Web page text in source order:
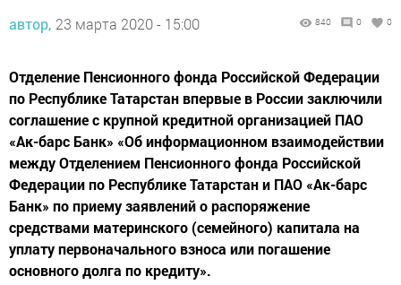
автор, 23 марта 2020 - 15:00 840 0 0
Отделение Пенсионного фонда Российской Федерации
по Республике Татарстан впервые в России заключили
соглашение с крупной кредитной организацией ПАО
«Ак-барс Банк» «Об информационном взаимодействии
между Отделением Пенсионного фонда Российской
Федерации по Республике Татарстан и ПАО «Ак-барс
Банк» по приему заявлений о распоряжение
средствами материнского (семейного) капитала на
уплату первоначального взноса или погашение
основного долга по кредиту».